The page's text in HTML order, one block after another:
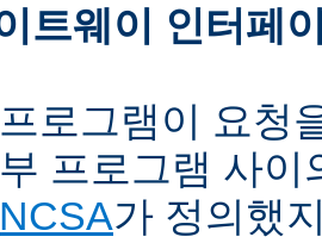
트웨이 인터페
로그램이 요청
프로그램 사
NCSA가 정의했